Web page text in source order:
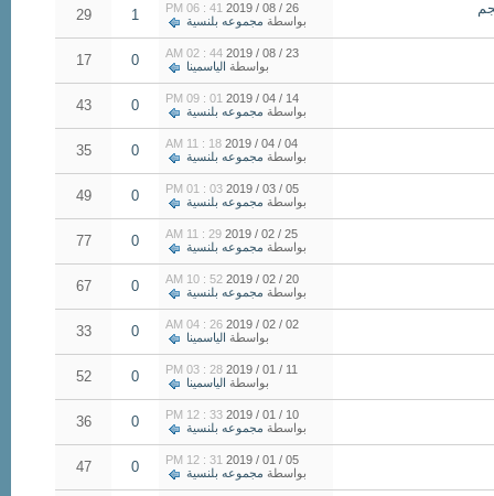
26 / 08 / 2019
41 : 06 PM
بواسطة مجموعه بلنسية 1
29
23 / 08 / 2019
44 : 02 AM
بواسطة الياسمينا 0
17
14 / 04 / 2019
01 : 09 PM
بواسطة مجموعه بلنسية 0
43
04 / 04 / 2019
18 : 11 AM
بواسطة مجموعه بلنسية 0
35
05 / 03 / 2019
03 : 01 PM
بواسطة مجموعه بلنسية 0
49
25 / 02 / 2019
29 : 11 AM
بواسطة مجموعه بلنسية 0
77
20 / 02 / 2019
52 : 10 AM
بواسطة مجموعه بلنسية 0
67
02 / 02 / 2019
26 : 04 AM
بواسطة الياسمينا 0
33
11 / 01 / 2019
28 : 03 PM
بواسطة الياسمينا 0
52
10 / 01 / 2019
33 : 12 PM
بواسطة مجموعه بلنسية 0
36
05 / 01 / 2019
31 : 12 PM
بواسطة مجموعه بلنسية 0
47